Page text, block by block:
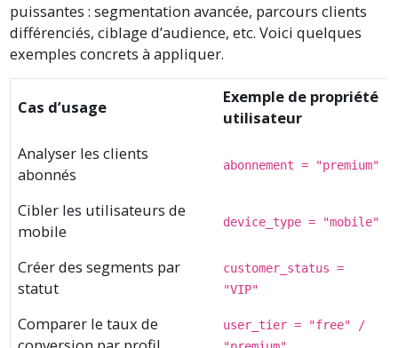
puissantes : segmentation avancée, parcours clients
différenciés, ciblage d’audience, etc. Voici quelques
exemples concrets à appliquer.
Cas d’usage
Exemple de propriété
utilisateur
Analyser les clients
abonnés
abonnement = "premium"
Cibler les utilisateurs de
mobile
device_type = "mobile"
Créer des segments par
statut
customer_status =
"VIP"
Comparer le taux de
user_tier = "free" /